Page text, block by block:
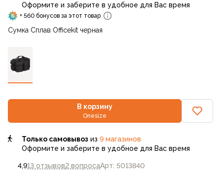
4,913 отзывов2 вопросаАрт: 5013840
Оформите и заберите в удобное для Вас время
+ 560 бонусов за этот товар
Сумка Сплав Officekit черная
В корзину
Onesize
Только самовывоз из 9 магазинов
Оформите и заберите в удобное для Вас время